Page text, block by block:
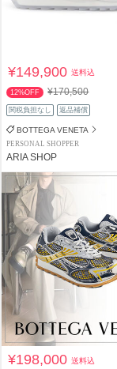
¥149,900送料込
12%OFF ¥170,500
関税負担なし 返品補償
BOTTEGA VENETA
PERSONAL SHOPPER
ARIA SHOP
¥198,000送料込